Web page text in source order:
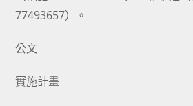
77493657）。
公文
實施計畫